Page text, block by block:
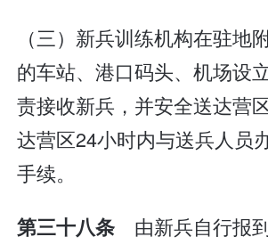
（三）新兵训练机构在驻地
的车站、港口码头、机场设
责接收新兵，并安全送达营
达营区24小时内与送兵人员
手续。
第三十八条 由新兵自行报